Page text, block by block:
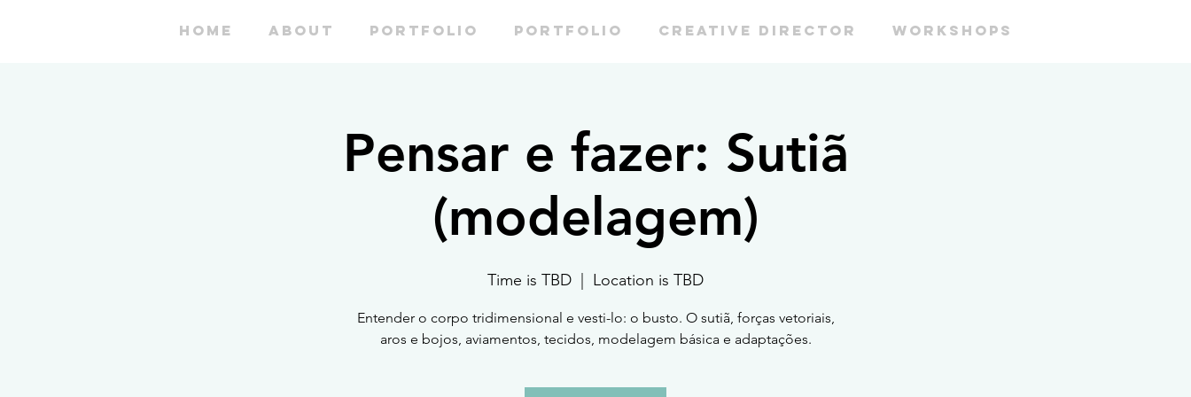
HOME ABOUT PORTFOLIO PORTFOLIO CREATIVE DIRECTOR WORKSHOPS
Pensar e fazer: Sutiã
(modelagem)
Time is TBD Location is TBD
Entender o corpo tridimensional e vesti-lo: o busto. O sutiã, forças vetoriais,
aros e bojos, aviamentos, tecidos, modelagem básica e adaptações.